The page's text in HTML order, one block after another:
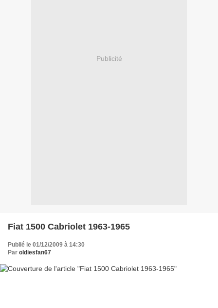
Publicité
Fiat 1500 Cabriolet 1963-1965
Publié le 01/12/2009 à 14:30
Par oldiesfan67